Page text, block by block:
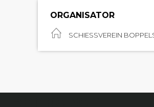
ORGANISATOR
SCHIESSVEREIN